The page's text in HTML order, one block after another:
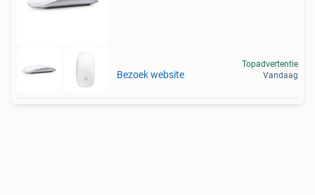
Bezoek website
Topadvertentie
Vandaag